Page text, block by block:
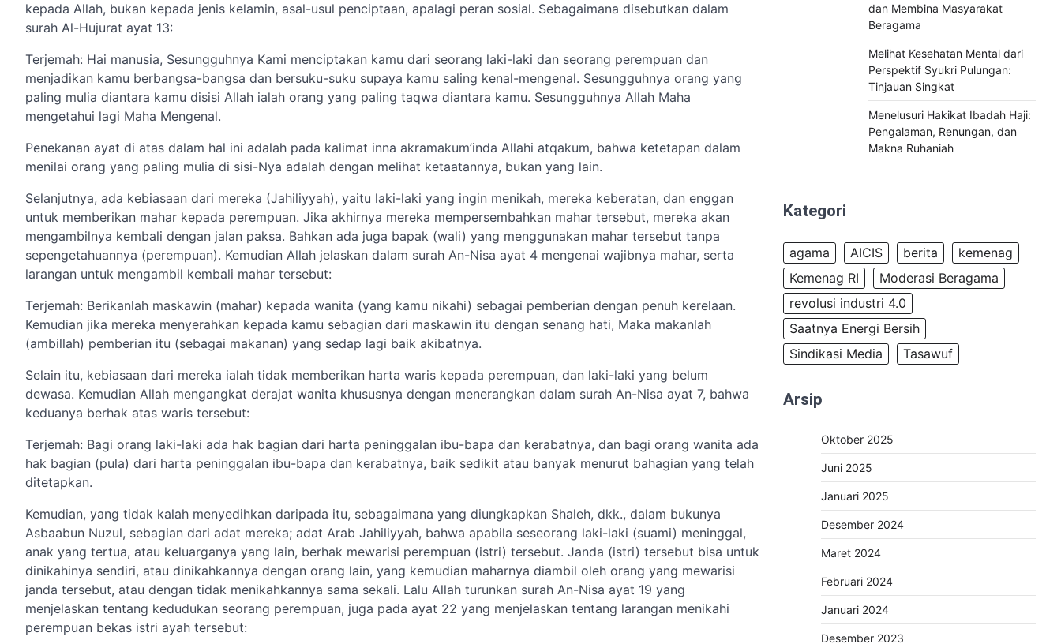
kepada Allah, bukan kepada jenis kelamin, asal-usul penciptaan, apalagi peran sosial. Sebagaimana disebutkan dalam
surah Al-Hujurat ayat 13:
Terjemah: Hai manusia, Sesungguhnya Kami menciptakan kamu dari seorang laki-laki dan seorang perempuan dan
menjadikan kamu berbangsa-bangsa dan bersuku-suku supaya kamu saling kenal-mengenal. Sesungguhnya orang yang
paling mulia diantara kamu disisi Allah ialah orang yang paling taqwa diantara kamu. Sesungguhnya Allah Maha
mengetahui lagi Maha Mengenal.
Penekanan ayat di atas dalam hal ini adalah pada kalimat inna akramakum’inda Allahi atqakum, bahwa ketetapan dalam
menilai orang yang paling mulia di sisi-Nya adalah dengan melihat ketaatannya, bukan yang lain.
Selanjutnya, ada kebiasaan dari mereka (Jahiliyyah), yaitu laki-laki yang ingin menikah, mereka keberatan, dan enggan
untuk memberikan mahar kepada perempuan. Jika akhirnya mereka mempersembahkan mahar tersebut, mereka akan
mengambilnya kembali dengan jalan paksa. Bahkan ada juga bapak (wali) yang menggunakan mahar tersebut tanpa
sepengetahuannya (perempuan). Kemudian Allah jelaskan dalam surah An-Nisa ayat 4 mengenai wajibnya mahar, serta
larangan untuk mengambil kembali mahar tersebut:
Terjemah: Berikanlah maskawin (mahar) kepada wanita (yang kamu nikahi) sebagai pemberian dengan penuh kerelaan.
Kemudian jika mereka menyerahkan kepada kamu sebagian dari maskawin itu dengan senang hati, Maka makanlah
(ambillah) pemberian itu (sebagai makanan) yang sedap lagi baik akibatnya.
Selain itu, kebiasaan dari mereka ialah tidak memberikan harta waris kepada perempuan, dan laki-laki yang belum
dewasa. Kemudian Allah mengangkat derajat wanita khususnya dengan menerangkan dalam surah An-Nisa ayat 7, bahwa
keduanya berhak atas waris tersebut:
Terjemah: Bagi orang laki-laki ada hak bagian dari harta peninggalan ibu-bapa dan kerabatnya, dan bagi orang wanita ada
hak bagian (pula) dari harta peninggalan ibu-bapa dan kerabatnya, baik sedikit atau banyak menurut bahagian yang telah
ditetapkan.
Kemudian, yang tidak kalah menyedihkan daripada itu, sebagaimana yang diungkapkan Shaleh, dkk., dalam bukunya
Asbaabun Nuzul, sebagian dari adat mereka; adat Arab Jahiliyyah, bahwa apabila seseorang laki-laki (suami) meninggal,
anak yang tertua, atau keluarganya yang lain, berhak mewarisi perempuan (istri) tersebut. Janda (istri) tersebut bisa untuk
dinikahinya sendiri, atau dinikahkannya dengan orang lain, yang kemudian maharnya diambil oleh orang yang mewarisi
janda tersebut, atau dengan tidak menikahkannya sama sekali. Lalu Allah turunkan surah An-Nisa ayat 19 yang
menjelaskan tentang kedudukan seorang perempuan, juga pada ayat 22 yang menjelaskan tentang larangan menikahi
perempuan bekas istri ayah tersebut:
dan Membina Masyarakat
Beragama
Melihat Kesehatan Mental dari
Perspektif Syukri Pulungan:
Tinjauan Singkat
Menelusuri Hakikat Ibadah Haji:
Pengalaman, Renungan, dan
Makna Ruhaniah
Kategori
agama AICIS berita
kemenag
Kemenag RI
Moderasi Beragama
revolusi industri 4.0
Saatnya Energi Bersih
Sindikasi Media
Tasawuf
Arsip
Oktober 2025
Juni 2025
Januari 2025
Desember 2024
Maret 2024
Februari 2024
Januari 2024
Desember 2023